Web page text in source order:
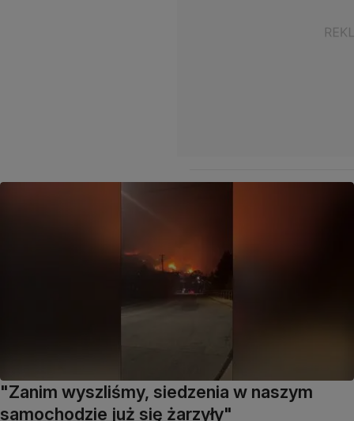
"Zanim wyszliśmy, siedzenia w naszym
samochodzie już się żarzyły"